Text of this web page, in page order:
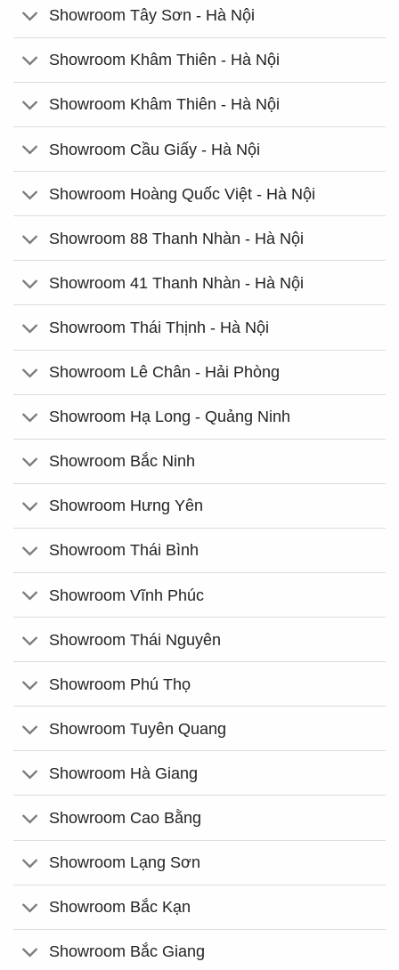
Showroom Tây Sơn - Hà Nội
Showroom Khâm Thiên - Hà Nội
Showroom Khâm Thiên - Hà Nội
Showroom Cầu Giấy - Hà Nội
Showroom Hoàng Quốc Việt - Hà Nội
Showroom 88 Thanh Nhàn - Hà Nội
Showroom 41 Thanh Nhàn - Hà Nội
Showroom Thái Thịnh - Hà Nội
Showroom Lê Chân - Hải Phòng
Showroom Hạ Long - Quảng Ninh
Showroom Bắc Ninh
Showroom Hưng Yên
Showroom Thái Bình
Showroom Vĩnh Phúc
Showroom Thái Nguyên
Showroom Phú Thọ
Showroom Tuyên Quang
Showroom Hà Giang
Showroom Cao Bằng
Showroom Lạng Sơn
Showroom Bắc Kạn
Showroom Bắc Giang